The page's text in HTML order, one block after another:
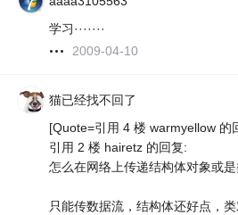
学习·······
2009-04-10
猫已经找不回了
[Quote=引用 4 楼 warmyellow 的
引用 2 楼 hairetz 的回复:
怎么在网络上传递结构体对象或是
只能传数据流，结构体还好点，